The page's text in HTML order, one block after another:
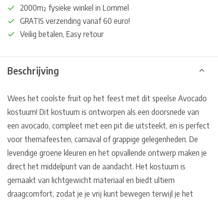
2000m² fysieke winkel in Lommel
GRATIS verzending vanaf 60 euro!
Veilig betalen, Easy retour
Beschrijving
Wees het coolste fruit op het feest met dit speelse Avocado
kostuum! Dit kostuum is ontworpen als een doorsnede van
een avocado, compleet met een pit die uitsteekt, en is perfect
voor themafeesten, carnaval of grappige gelegenheden. De
levendige groene kleuren en het opvallende ontwerp maken je
direct het middelpunt van de aandacht. Het kostuum is
gemaakt van lichtgewicht materiaal en biedt ultiem
draagcomfort, zodat je je vrij kunt bewegen terwijl je het